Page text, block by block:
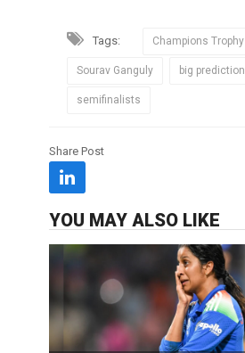
Tags: Champions Trophy
Sourav Ganguly big prediction
semifinalists
Share Post
YOU MAY ALSO LIKE